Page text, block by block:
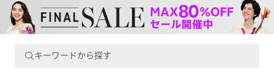
キーワードから探す